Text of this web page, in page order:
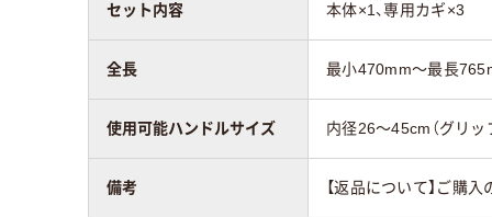
セット内容 本体×1、専用カギ×3
全長 最小470mm～最長
使用可能ハンドルサイズ 内径26～45cm（グリッ
備考 【返品について】ご購